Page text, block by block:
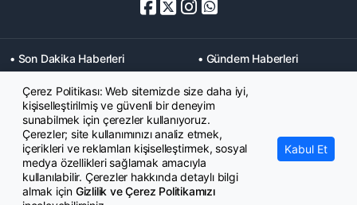
• Son Dakika Haberleri
• Gündem Haberleri
• Memurlar Haberleri
• KPSS Haberleri
• Ekonomi Haberleri
• Eğitim Haberleri
• Yaşam Haberleri
• Maaş Verileri Haberleri
• Mahkeme Kararları
Haberleri
Çerez Politikası: Web sitemizde size daha iyi,
kişiselleştirilmiş ve güvenli bir deneyim
sunabilmek için çerezler kullanıyoruz.
Çerezler; site kullanımınızı analiz etmek,
içerikleri ve reklamları kişiselleştirmek, sosyal
medya özellikleri sağlamak amacıyla
kullanılabilir. Çerezler hakkında detaylı bilgi
almak için Gizlilik ve Çerez Politikamızı
Kabul Et